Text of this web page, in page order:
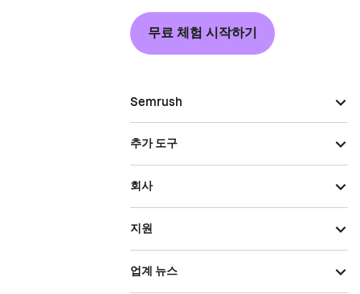
무료 체험 시작하기
Semrush
추가 도구
회사
지원
업계 뉴스